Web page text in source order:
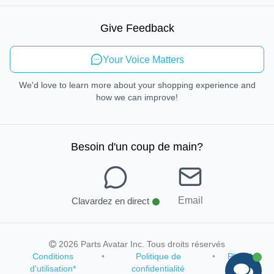
Envoyer des commentaires
Give Feedback
Your Voice Matters
We'd love to learn more about your shopping experience and
how we can improve!
Besoin d'un coup de main?
Clavardez en direct Email
2026 Parts Avatar Inc. Tous droits réservés
Conditions
d'utilisation*
•
Politique de
confidentialité
•
Plan du
site